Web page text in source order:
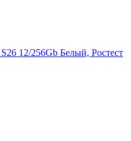
12/256Gb Белый, Ростест